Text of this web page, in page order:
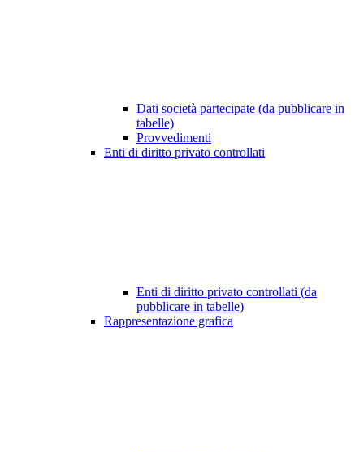
Dati società partecipate (da pubblicare in
tabelle)
Provvedimenti
Enti di diritto privato controllati
Enti di diritto privato controllati (da
pubblicare in tabelle)
Rappresentazione grafica